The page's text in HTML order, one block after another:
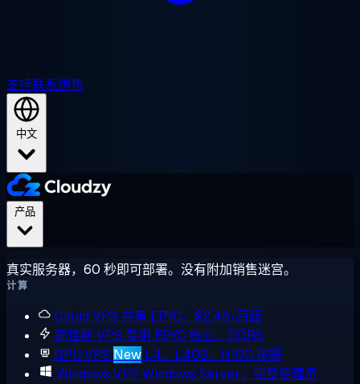
支持联系销售
中文
真实服务器，60 秒即可部署。没有附加销售迷宫。
计算
Cloud VPS 共享 EPYC，$2.48/月起
高性能 VPS 专用 EPYC 核心，DDR5
GPU VPS New L4、L40S、H100 按需
Windows VPS Windows Server，完整管理员